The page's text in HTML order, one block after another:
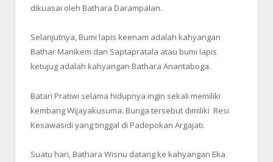
dikuasai oleh Bathara Darampalan.
Selanjutnya, Bumi lapis keenam adalah kahyangan
Bathar Manikem dan Saptapratala atau bumi lapis
ketujug adalah kahyangan Bathara Anantaboga.
Batari Pratiwi selama hidupnya ingin sekali memiliki
kembang Wijayakusuma. Bunga tersebut dimiliki Resi
Kesawasidi yang tinggal di Padepokan Argajati.
Suatu hari, Bathara Wisnu datang ke kahyangan Eka